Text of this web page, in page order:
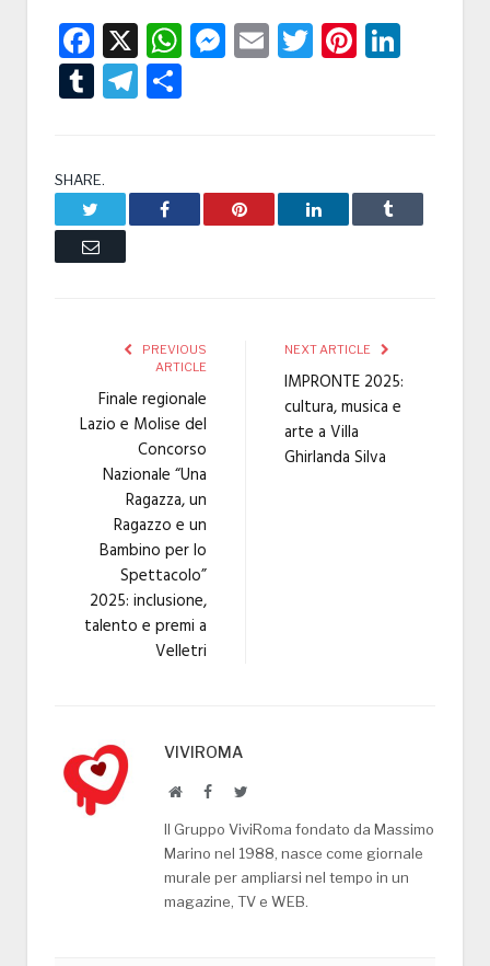
Facebook
X WhatsApp
Messenger
EmailTwitter
TumblrTelegram
SHARE.
Facebook Pinterest LinkedIn Tumblr
Email
PREVIOUS
ARTICLE
Finale regionale
Lazio e Molise del
Concorso
Nazionale “Una
Ragazza, un
Ragazzo e un
Bambino per lo
Spettacolo”
2025: inclusione,
talento e premi a
Velletri
NEXT ARTICLE
IMPRONTE 2025:
cultura, musica e
arte a Villa
Ghirlanda Silva
VIVIROMA
WebsiteFacebookTwitter
Il Gruppo ViviRoma fondato da Massimo
Marino nel 1988, nasce come giornale
murale per ampliarsi nel tempo in un
magazine, TV e WEB.